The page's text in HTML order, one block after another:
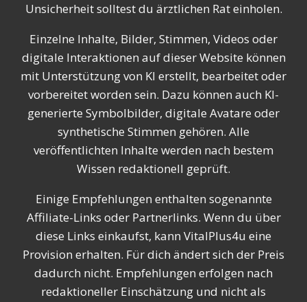
Unsicherheit solltest du ärztlichen Rat einholen.
Einzelne Inhalte, Bilder, Stimmen, Videos oder
digitale Interaktionen auf dieser Website können
mit Unterstützung von KI erstellt, bearbeitet oder
vorbereitet worden sein. Dazu können auch KI-
generierte Symbolbilder, digitale Avatare oder
synthetische Stimmen gehören. Alle
veröffentlichten Inhalte werden nach bestem
Wissen redaktionell geprüft.
Einige Empfehlungen enthalten sogenannte
Affiliate-Links oder Partnerlinks. Wenn du über
diese Links einkaufst, kann VitalPlus4u eine
Provision erhalten. Für dich ändert sich der Preis
dadurch nicht. Empfehlungen erfolgen nach
redaktioneller Einschätzung und nicht als